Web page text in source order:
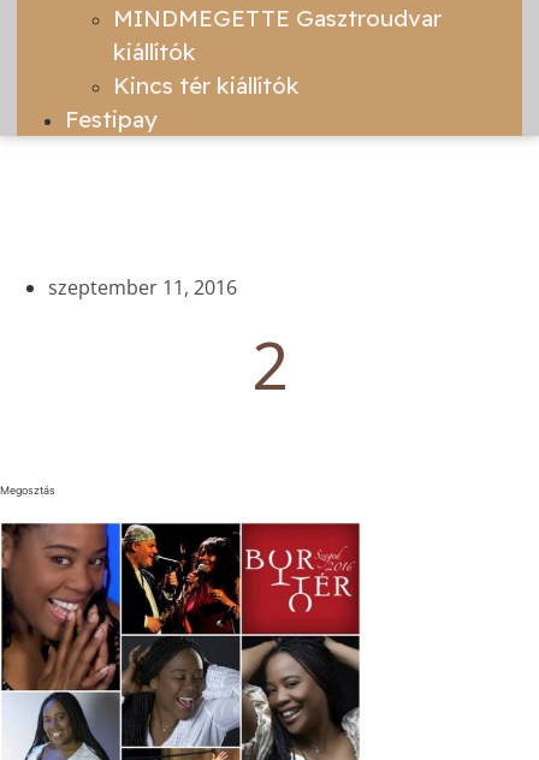
MINDMEGETTE Gasztroudvar
kiállítók
Kincs tér kiállítók
Festipay
szeptember 11, 2016
2
Megosztás